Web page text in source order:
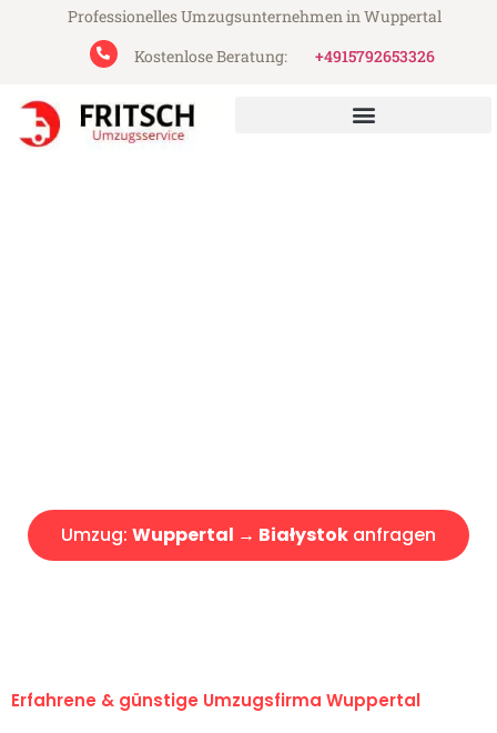
Professionelles Umzugsunternehmen in Wuppertal
Kostenlose Beratung:
+4915792653326
Umzug: Wuppertal → Białystok anfragen
Erfahrene & günstige Umzugsfirma Wuppertal